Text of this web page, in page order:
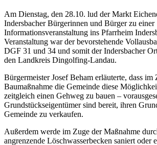
Am Dienstag, den 28.10. lud der Markt
Indersbacher Bürgerinnen und Bürger zu einer
Informationsveranstaltung ins Pfarrheim
Veranstaltung war der bevorstehende
DGF 31 und 34 und somit der Indersbacher
den Landkreis Dingolfing-Landau.
Bürgermeister Josef Beham erläuterte, dass im
Baumaßnahme die Gemeinde diese
zeitgleich einen Gehweg zu bauen –
Grundstückseigentümer sind bereit, ihren
Gemeinde zu verkaufen.
Außerdem werde im Zuge der Maßnahme
angrenzende Löschwasserbecken saniert oder